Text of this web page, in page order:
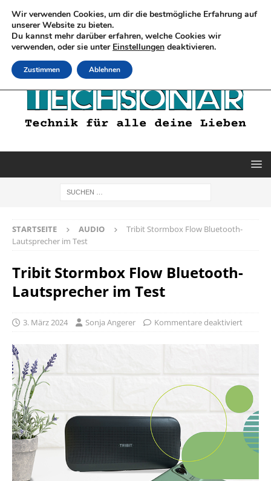
STARTSEITE AUDIO
Tribit Stormbox Flow Bluetooth-
Lautsprecher im Test
Tribit Stormbox Flow Bluetooth-
Lautsprecher im Test
3. März 2024 Sonja Angerer Kommentare deaktiviert
Wir verwenden Cookies, um dir die bestmögliche Erfahrung auf
unserer Website zu bieten.
Du kannst mehr darüber erfahren, welche Cookies wir
verwenden, oder sie unter Einstellungen deaktivieren.
Zustimmen Ablehnen